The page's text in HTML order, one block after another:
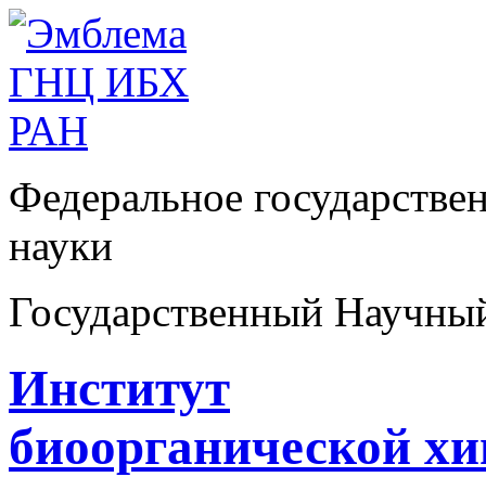
Федеральное
науки
Государственный
Институт
биоорганической